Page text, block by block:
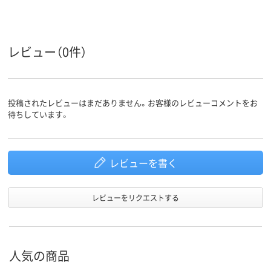
とじ枚数 20枚
商品環境
レビュー（0件）
投稿されたレビューはまだありません。お客様のレビューコメントをお
待ちしています。
レビューを書く
レビューをリクエストする
人気の商品